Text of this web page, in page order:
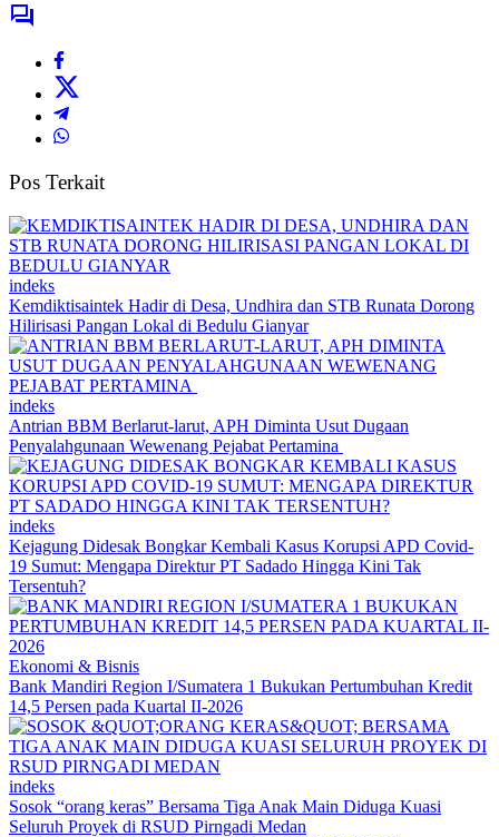
Pos Terkait
indeks
Kemdiktisaintek Hadir di Desa, Undhira dan STB Runata Dorong
Hilirisasi Pangan Lokal di Bedulu Gianyar
indeks
Antrian BBM Berlarut-larut, APH Diminta Usut Dugaan
Penyalahgunaan Wewenang Pejabat Pertamina
indeks
Kejagung Didesak Bongkar Kembali Kasus Korupsi APD Covid-
19 Sumut: Mengapa Direktur PT Sadado Hingga Kini Tak
Tersentuh?
Ekonomi & Bisnis
Bank Mandiri Region I/Sumatera 1 Bukukan Pertumbuhan Kredit
14,5 Persen pada Kuartal II-2026
indeks
Sosok “orang keras” Bersama Tiga Anak Main Diduga Kuasi
Seluruh Proyek di RSUD Pirngadi Medan